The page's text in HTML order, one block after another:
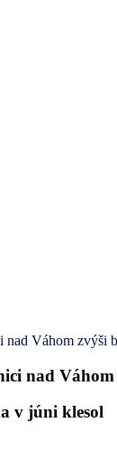
Váhom zvýši
nad
v júni klesol